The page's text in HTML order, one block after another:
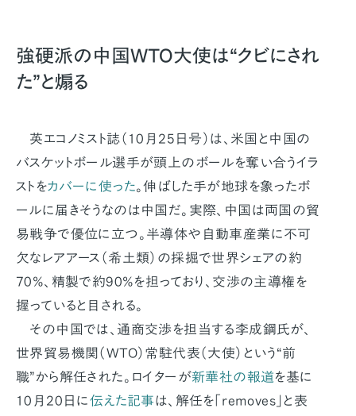
強硬派の中国WTO大使は“クビにされ
た”と煽る
英エコノミスト誌（10月25日号）は、米国と中国の
バスケットボール選手が頭上のボールを奪い合うイラ
ストをカバーに使った。伸ばした手が地球を象ったボ
ールに届きそうなのは中国だ。実際、中国は両国の貿
易戦争で優位に立つ。半導体や自動車産業に不可
欠なレアアース（希土類）の採掘で世界シェアの約
70%、精製で約90%を担っており、交渉の主導権を
握っていると目される。
その中国では、通商交渉を担当する李成鋼氏が、
世界貿易機関（WTO）常駐代表（大使）という“前
職”から解任された。ロイターが新華社の報道を基に
10月20日に伝えた記事は、解任を「removes」と表